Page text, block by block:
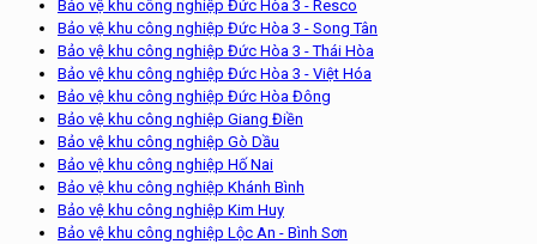
Bảo vệ khu công nghiệp Đức Hòa 3 - Resco
Bảo vệ khu công nghiệp Đức Hòa 3 - Song Tân
Bảo vệ khu công nghiệp Đức Hòa 3 - Thái Hòa
Bảo vệ khu công nghiệp Đức Hòa 3 - Việt Hóa
Bảo vệ khu công nghiệp Đức Hòa Đông
Bảo vệ khu công nghiệp Giang Điền
Bảo vệ khu công nghiệp Gò Dầu
Bảo vệ khu công nghiệp Hố Nai
Bảo vệ khu công nghiệp Khánh Bình
Bảo vệ khu công nghiệp Kim Huy
Bảo vệ khu công nghiệp Lộc An - Bình Sơn